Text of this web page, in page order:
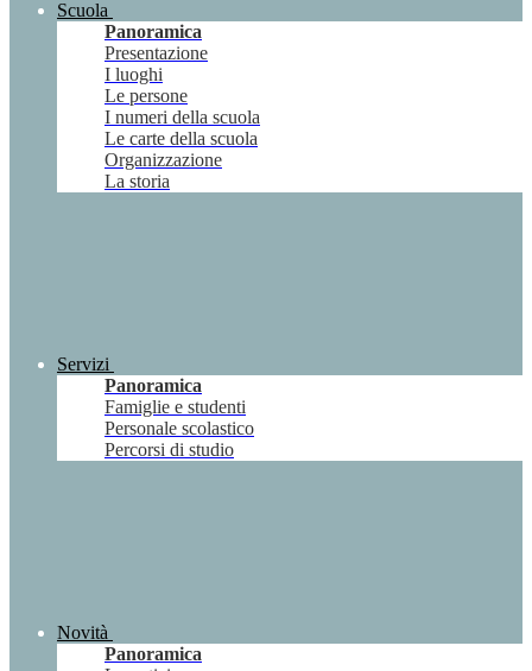
Scuola
Panoramica
Presentazione
I luoghi
Le persone
I numeri della scuola
Le carte della scuola
Organizzazione
La storia
Servizi
Panoramica
Famiglie e studenti
Personale scolastico
Percorsi di studio
Novità
Panoramica